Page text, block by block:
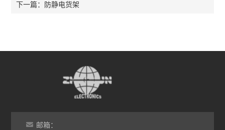
下一篇： 防静电货架
邮箱：